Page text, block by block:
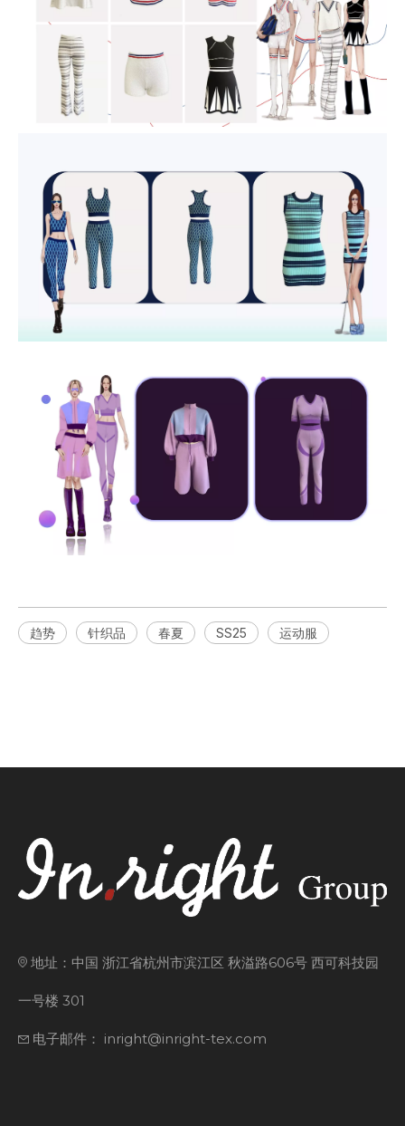
趋势 针织品 春夏 SS25 运动服
地址：中国 浙江省杭州市滨江区 秋溢路606号 西可科技园
一号楼 301
电子邮件： inright@inright-tex.com